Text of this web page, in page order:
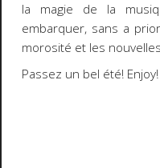
la magie de la
embarquer, sans a
morosité et les
Passez un bel été! Enjoy!